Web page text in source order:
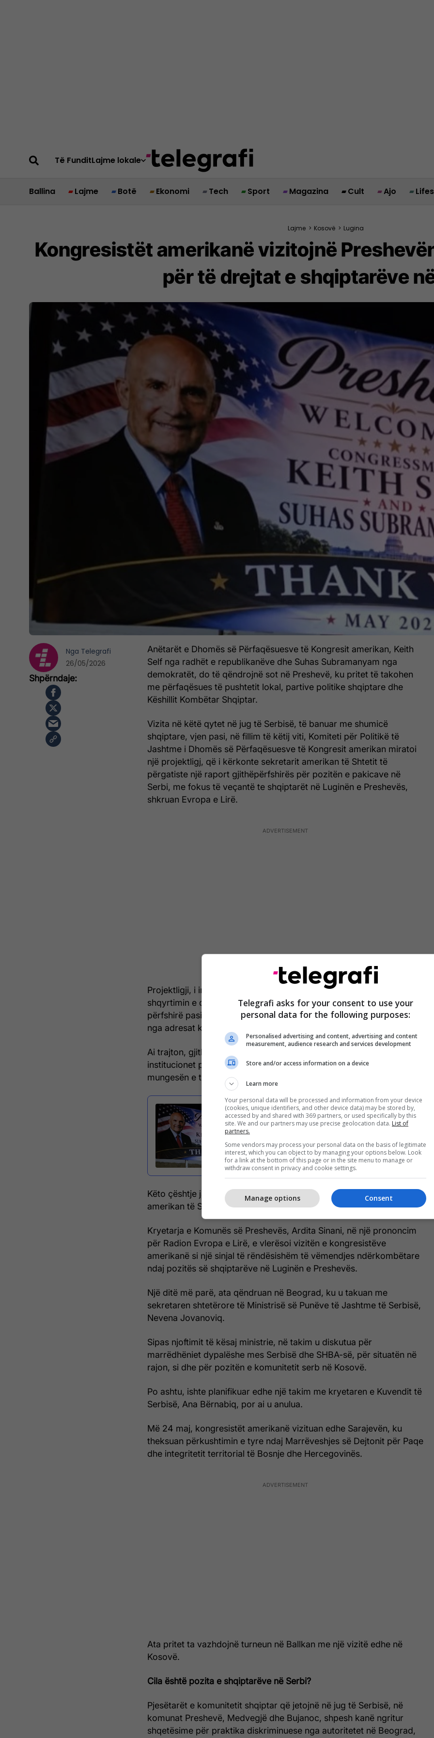
Të FunditLajme lokale
Ballina Lajme Botë Ekonomi Tech Sport Magazina Cult Ajo
Lajme > Kosovë > Lugina
Kongresistët amerikanë vizitojnë
për të drejtat e shqiptarëve
Anëtarët e Dhomës së Përfaqësuesve të Kongresit amerikan, Keith
Self nga radhët e republikanëve dhe Suhas Subramanyam nga
demokratët, do të qëndrojnë sot në Preshevë, ku pritet të takohen
me përfaqësues të pushtetit lokal, partive politike shqiptare dhe
Këshillit Kombëtar Shqiptar.
Vizita në këtë qytet në jug të Serbisë, të banuar me shumicë
shqiptare, vjen pasi, në fillim të këtij viti, Komiteti për Politikë të
Jashtme i Dhomës së Përfaqësuesve të Kongresit amerikan miratoi
një projektligj, që i kërkonte sekretarit amerikan të Shtetit të
përgatiste një raport gjithëpërfshirës për pozitën e pakicave në
Serbi, me fokus të veçantë te shqiptarët në Luginën e Preshevës,
shkruan Evropa e Lirë.
Projektligji, i iniciuar nga kongresisti Keith Self, parashikon
shqyrtimin e disa çështjeve që lidhen me pakicën shqiptare në Serbi,
përfshirë pasivizimin e adresave, përkatësisht fshirjen e qytetarëve
nga adresat ku janë të regjistruar.
Ai trajton, gjithashtu, kufizimet në përdorimin e gjuhës shqipe në
institucionet publike, mosnjohjen e diplomave nga Kosova dhe
mungesën e teksteve shkollore në gjuhën shqipe.
"Historia po troket në Preshevë", Bislimi:
Kongresit amerikan viziton Luginën
Këto çështje janë përmendur edhe në raportin e Departamentit
amerikan të Shtetit për të drejtat e njeriut në Serbi, për vitin 2023.
Kryetarja e Komunës së Preshevës, Ardita Sinani, në një prononcim
për Radion Evropa e Lirë, e vlerësoi vizitën e kongresistëve
amerikanë si një sinjal të rëndësishëm të vëmendjes ndërkombëtare
ndaj pozitës së shqiptarëve në Luginën e Preshevës.
Një ditë më parë, ata qëndruan në Beograd, ku u takuan me
sekretaren shtetërore të Ministrisë së Punëve të Jashtme të Serbisë,
Nevena Jovanoviq.
Sipas njoftimit të kësaj ministrie, në takim u diskutua për
marrëdhëniet dypalëshe mes Serbisë dhe SHBA-së, për situatën në
rajon, si dhe për pozitën e komunitetit serb në Kosovë.
Po ashtu, ishte planifikuar edhe një takim me kryetaren e Kuvendit të
Serbisë, Ana Bërnabiq, por ai u anulua.
Më 24 maj, kongresistët amerikanë vizituan edhe Sarajevën, ku
theksuan përkushtimin e tyre ndaj Marrëveshjes së Dejtonit për Paqe
dhe integritetit territorial të Bosnje dhe Hercegovinës.
Ata pritet ta vazhdojnë turneun në Ballkan me një vizitë edhe në
Kosovë.
Cila është pozita e shqiptarëve në Serbi?
Pjesëtarët e komunitetit shqiptar që jetojnë në jug të Serbisë, në
komunat Preshevë, Medvegjë dhe Bujanoc, shpesh kanë ngritur
shqetësime për praktika diskriminuese nga autoritetet në Beograd,
Nga Telegrafi
26/05/2026
Telegrafi asks for your consent to use your
personal data for the following purposes:
Personalised advertising and content, advertising and content
measurement, audience research and services development
Store and/or access information on a device
Learn more
Your personal data will be processed and information from your device
(cookies, unique identifiers, and other device data) may be stored by,
accessed by and shared with 369 partners, or used specifically by this
site. We and our partners may use precise geolocation data. List of
partners.
Some vendors may process your personal data on the basis of legitimate
interest, which you can object to by managing your options below. Look
for a link at the bottom of this page or in the site menu to manage or
withdraw consent in privacy and cookie settings.
Consent
Manage options